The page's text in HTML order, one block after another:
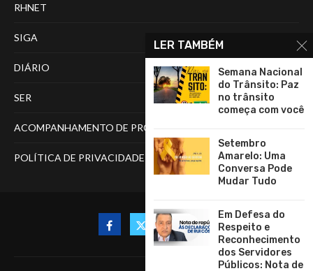
RHNET
SIGA
DIÁRIO
SER
ACOMPANHAMENTO DE PROCESSOS
POLÍTICA DE PRIVACIDADE
LER TAMBÉM
Semana Nacional
do Trânsito: Paz
no trânsito
começa com você
Setembro
Amarelo: Uma
Conversa Pode
Mudar Tudo
Em Defesa do
Respeito e
Reconhecimento
dos Servidores
Públicos: Nota de